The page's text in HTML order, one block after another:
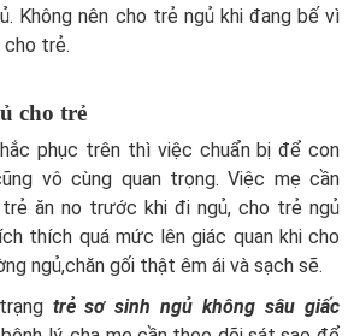
Không nên cho trẻ ngủ khi đang bế vì
cho trẻ.
cho trẻ
phục trên thì việc chuẩn bị để con
vô cùng quan trọng. Việc mẹ cần
ăn no trước khi đi ngủ, cho trẻ ngủ
thích quá mức lên giác quan khi cho
ngủ,chăn gối thật êm ái và sạch sẽ.
trẻ sơ sinh ngủ không sâu giấc